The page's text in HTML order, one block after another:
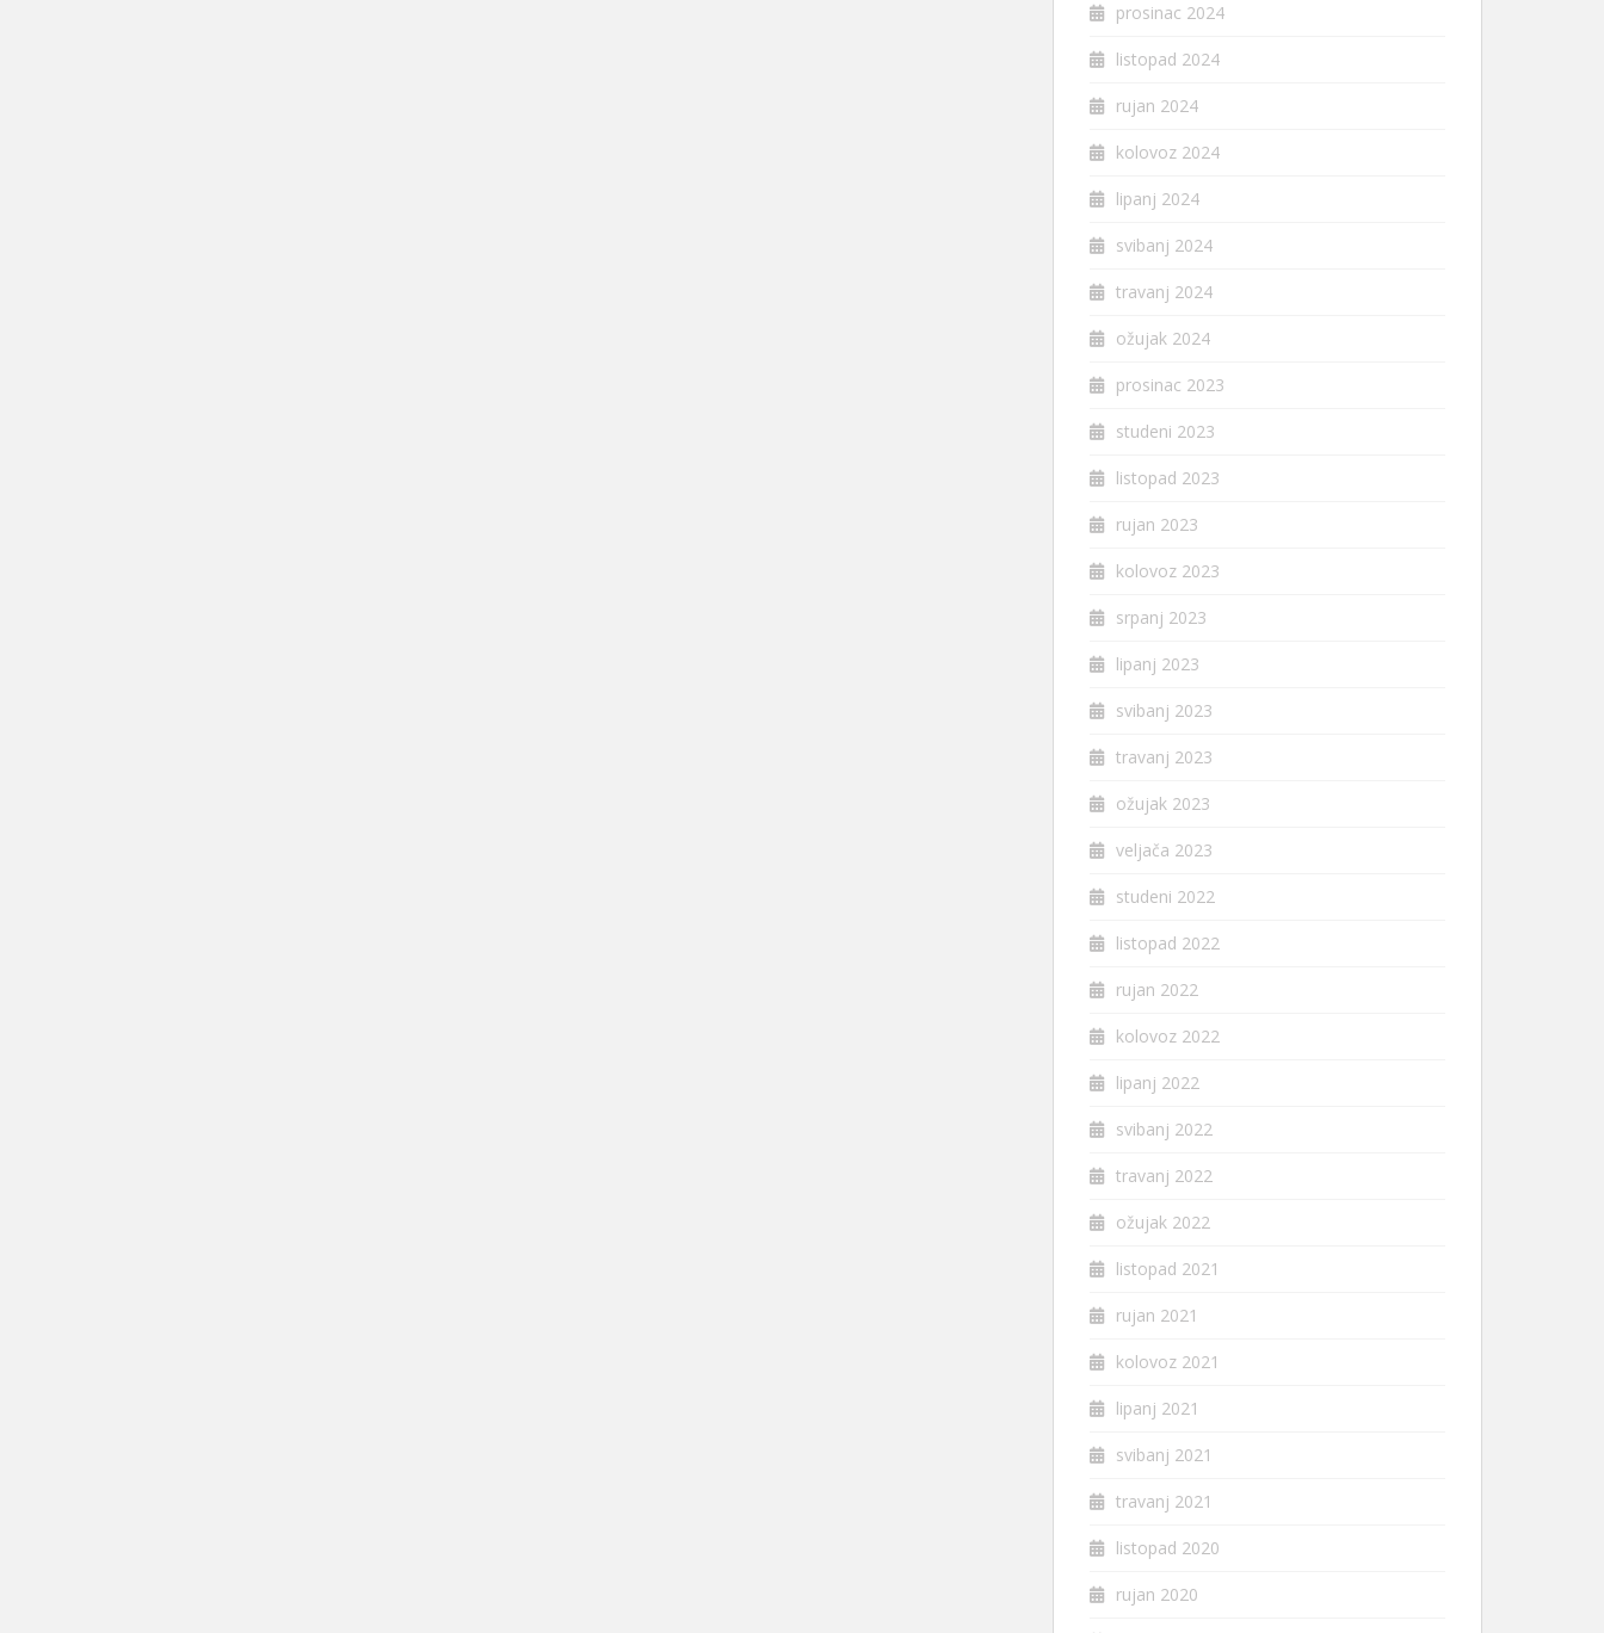
prosinac 2024
listopad 2024
rujan 2024
kolovoz 2024
lipanj 2024
svibanj 2024
travanj 2024
ožujak 2024
prosinac 2023
studeni 2023
listopad 2023
rujan 2023
kolovoz 2023
srpanj 2023
lipanj 2023
svibanj 2023
travanj 2023
ožujak 2023
veljača 2023
studeni 2022
listopad 2022
rujan 2022
kolovoz 2022
lipanj 2022
svibanj 2022
travanj 2022
ožujak 2022
listopad 2021
rujan 2021
kolovoz 2021
lipanj 2021
svibanj 2021
travanj 2021
listopad 2020
rujan 2020